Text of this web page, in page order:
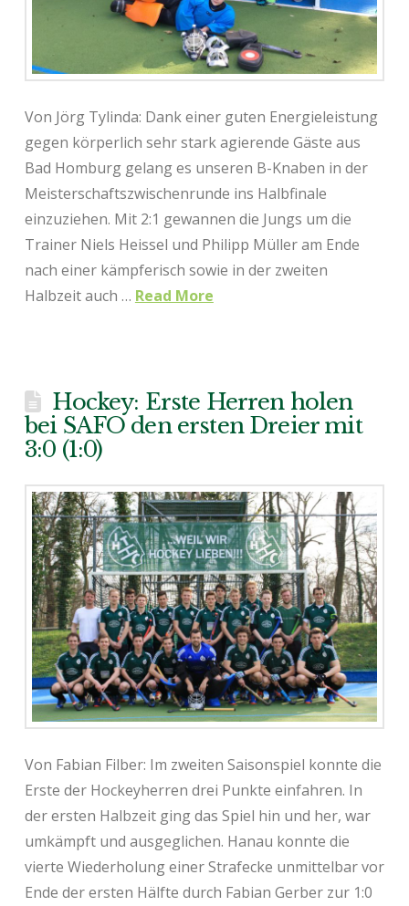
Von Jörg Tylinda: Dank einer guten Energieleistung
gegen körperlich sehr stark agierende Gäste aus
Bad Homburg gelang es unseren B-Knaben in der
Meisterschaftszwischenrunde ins Halbfinale
einzuziehen. Mit 2:1 gewannen die Jungs um die
Trainer Niels Heissel und Philipp Müller am Ende
nach einer kämpferisch sowie in der zweiten
Halbzeit auch … Read More
Hockey: Erste Herren holen
bei SAFO den ersten Dreier mit
3:0 (1:0)
Von Fabian Filber: Im zweiten Saisonspiel konnte die
Erste der Hockeyherren drei Punkte einfahren. In
der ersten Halbzeit ging das Spiel hin und her, war
umkämpft und ausgeglichen. Hanau konnte die
vierte Wiederholung einer Strafecke unmittelbar vor
Ende der ersten Hälfte durch Fabian Gerber zur 1:0